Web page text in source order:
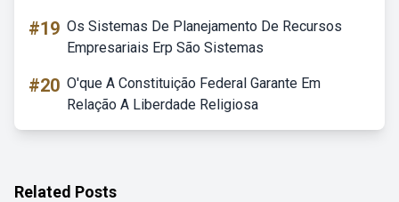
#19 Os Sistemas De Planejamento De Recursos
Empresariais Erp São Sistemas
#20 O'que A Constituição Federal Garante Em
Relação A Liberdade Religiosa
Related Posts